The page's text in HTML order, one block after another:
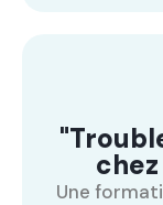
Une